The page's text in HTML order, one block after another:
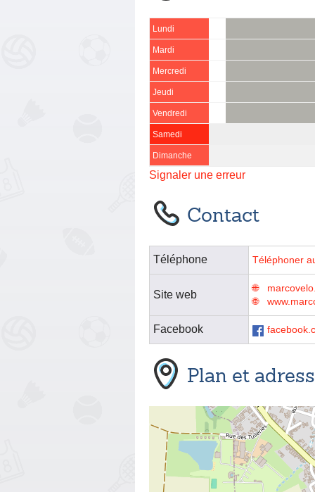
Lundi
Mardi
Mercredi
Jeudi
Vendredi
Samedi
Dimanche
Signaler une erreur
Contact
Téléphone Téléphoner
Site web
Facebook
Plan et